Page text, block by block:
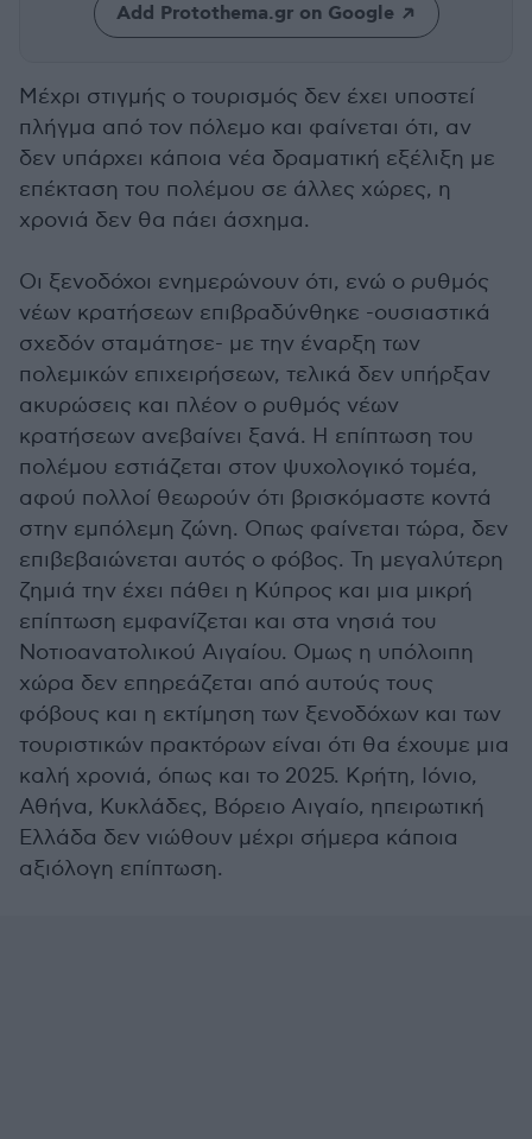
Add Protothema.gr on Google
Μέχρι στιγμής ο τουρισμός δεν έχει υποστεί
πλήγμα από τον πόλεμο και φαίνεται ότι, αν
δεν υπάρχει κάποια νέα δραματική εξέλιξη με
επέκταση του πολέμου σε άλλες χώρες, η
χρονιά δεν θα πάει άσχημα.
Οι ξενοδόχοι ενημερώνουν ότι, ενώ ο ρυθμός
νέων κρατήσεων επιβραδύνθηκε -ουσιαστικά
σχεδόν σταμάτησε- με την έναρξη των
πολεμικών επιχειρήσεων, τελικά δεν υπήρξαν
ακυρώσεις και πλέον ο ρυθμός νέων
κρατήσεων ανεβαίνει ξανά. Η επίπτωση του
πολέμου εστιάζεται στον ψυχολογικό τομέα,
αφού πολλοί θεωρούν ότι βρισκόμαστε κοντά
στην εμπόλεμη ζώνη. Οπως φαίνεται τώρα, δεν
επιβεβαιώνεται αυτός ο φόβος. Τη μεγαλύτερη
ζημιά την έχει πάθει η Κύπρος και μια μικρή
επίπτωση εμφανίζεται και στα νησιά του
Νοτιοανατολικού Αιγαίου. Ομως η υπόλοιπη
χώρα δεν επηρεάζεται από αυτούς τους
φόβους και η εκτίμηση των ξενοδόχων και των
τουριστικών πρακτόρων είναι ότι θα έχουμε μια
καλή χρονιά, όπως και το 2025. Κρήτη, Ιόνιο,
Αθήνα, Κυκλάδες, Βόρειο Αιγαίο, ηπειρωτική
Ελλάδα δεν νιώθουν μέχρι σήμερα κάποια
αξιόλογη επίπτωση.